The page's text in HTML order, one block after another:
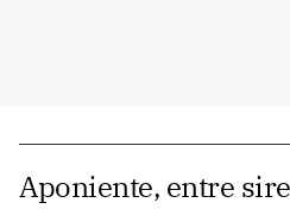
Aponiente, entre